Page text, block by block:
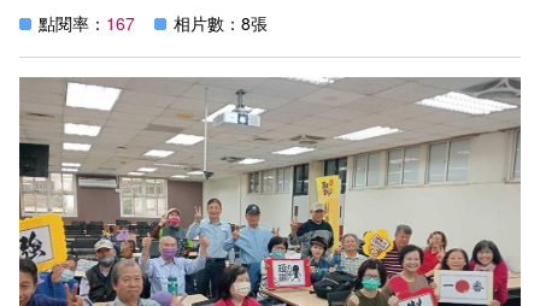
紀實：
2025年2月9日本校於玫瑰廳舉行盛大開學典禮，為新學期
的開端奠定了美好的基調。外文系在系學會會長邱宏洋的帶
領下，外文系學會的團隊展現了凝聚力與熱情，為全體新生
提供了一場充滿活力的迎新活動。
典禮結束後，新生們集聚於圖書館101教室，並迎來了陳月
端校長的親臨勉勵。陳校長強調，職場上掌握英日語的能力
將成為未來競爭力與實力的重要指標，並鼓勵新生們把握外
校參訪的機會，積極展示外文系的語文實力。
由系主任何妤蓁老師主持的導師時間開始，日文組的蕭宜菁
老師全程參與，進一步幫助新生了解系所的特色與學習重
點。此次迎新活動不僅讓新生對外文系有了更深入的了解，
點閱率： 167 相片數：8張